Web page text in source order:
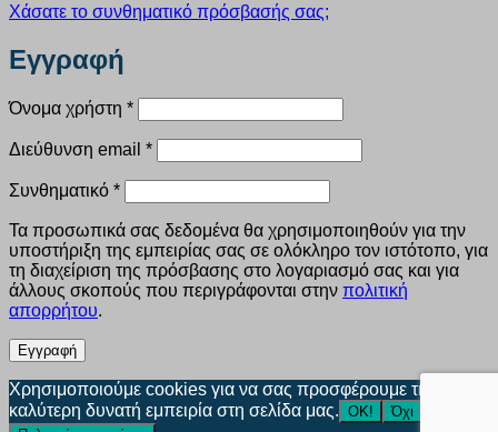
Χάσατε το συνθηματικό πρόσβασής σας;
Εγγραφή
Όνομα χρήστη *Απαιτείται
Διεύθυνση email *Απαιτείται
Συνθηματικό *Απαιτείται
Τα προσωπικά σας δεδομένα θα χρησιμοποιηθούν για την
υποστήριξη της εμπειρίας σας σε ολόκληρο τον ιστότοπο, για
τη διαχείριση της πρόσβασης στο λογαριασμό σας και για
άλλους σκοπούς που περιγράφονται στην πολιτική
απορρήτου.
Εγγραφή
Χρησιμοποιούμε cookies για να σας προσφέρουμε την
καλύτερη δυνατή εμπειρία στη σελίδα μας. ΟΚ!
Όχι